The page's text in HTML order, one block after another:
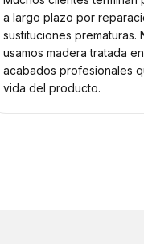
a largo plazo por
sustituciones prematuras.
usamos madera tratada
acabados profesionales
vida del producto.